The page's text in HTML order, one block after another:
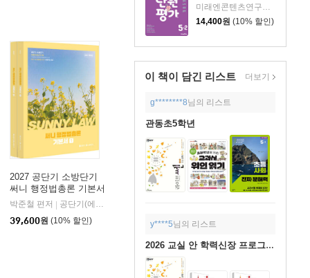
14,400원 (10% 할인)
이 책이 담긴 리스트 더보기
g********8님의 리스트
관동초5학년
y****5님의 리스트
2026 교실 안 학력신장 프로그램 교재 구입
2027 공단기 소방단기
써니 행정법총론 기본서
박준철 편저
공단기(에스티유니타스)
39,600원 (10% 할인)